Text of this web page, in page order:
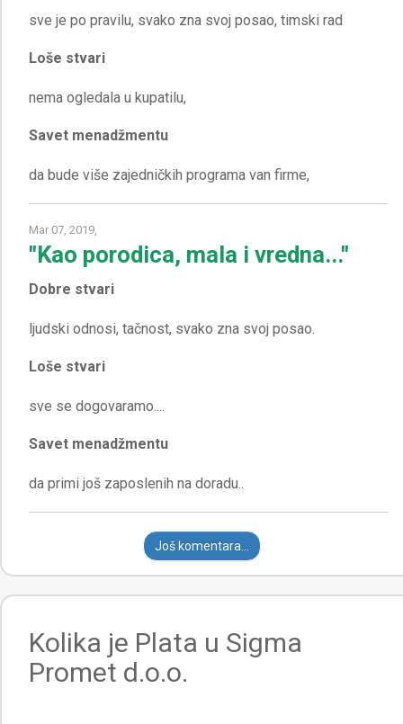
Loše stvari
Savet menadžmentu
Mar 07, 2019,
"Kao porodica, mala i vredna..."
Dobre stvari
Loše stvari
Savet menadžmentu
Još komentara...
Kolika je Plata u Sigma
Promet d.o.o.